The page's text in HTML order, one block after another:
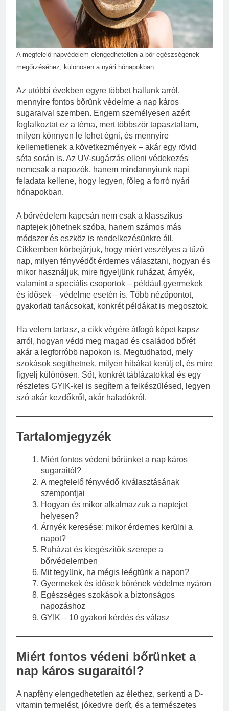
Zöld fal készítése otthon lépésről
lépésre
3 Hét Ezelőtt
A megfelelő napvédelem elengedhetetlen a bőr egészségének
megőrzéséhez, különösen a nyári hónapokban.
Az utóbbi években egyre többet hallunk arról,
mennyire fontos bőrünk védelme a nap káros
sugaraival szemben. Engem személyesen azért
foglalkoztat ez a téma, mert többször tapasztaltam,
milyen könnyen le lehet égni, és mennyire
kellemetlenek a következmények – akár egy rövid
séta során is. Az UV-sugárzás elleni védekezés
nemcsak a napozók, hanem mindannyiunk napi
feladata kellene, hogy legyen, főleg a forró nyári
hónapokban.
A bőrvédelem kapcsán nem csak a klasszikus
naptejek jöhetnek szóba, hanem számos más
módszer és eszköz is rendelkezésünkre áll.
Cikkemben körbejárjuk, hogy miért veszélyes a tűző
nap, milyen fényvédőt érdemes választani, hogyan és
mikor használjuk, mire figyeljünk ruházat, árnyék,
valamint a speciális csoportok – például gyermekek
és idősek – védelme esetén is. Több nézőpontot,
gyakorlati tanácsokat, konkrét példákat is megosztok.
Ha velem tartasz, a cikk végére átfogó képet kapsz
arról, hogyan védd meg magad és családod bőrét
akár a legforróbb napokon is. Megtudhatod, mely
szokások segíthetnek, milyen hibákat kerülj el, és mire
figyelj különösen. Sőt, konkrét táblázatokkal és egy
részletes GYIK-kel is segítem a felkészülésed, legyen
szó akár kezdőkről, akár haladókról.
Tartalomjegyzék
Miért fontos védeni bőrünket a nap káros
sugaraitól?
A megfelelő fényvédő kiválasztásának
szempontjai
Hogyan és mikor alkalmazzuk a naptejet
helyesen?
Árnyék keresése: mikor érdemes kerülni a
napot?
Ruházat és kiegészítők szerepe a
bőrvédelemben
Mit tegyünk, ha mégis leégtünk a napon?
Gyermekek és idősek bőrének védelme nyáron
Egészséges szokások a biztonságos
napozáshoz
GYIK – 10 gyakori kérdés és válasz
Miért fontos védeni bőrünket a
nap káros sugaraitól?
A napfény elengedhetetlen az élethez, serkenti a D-
vitamin termelést, jókedvre derít, és a természetes